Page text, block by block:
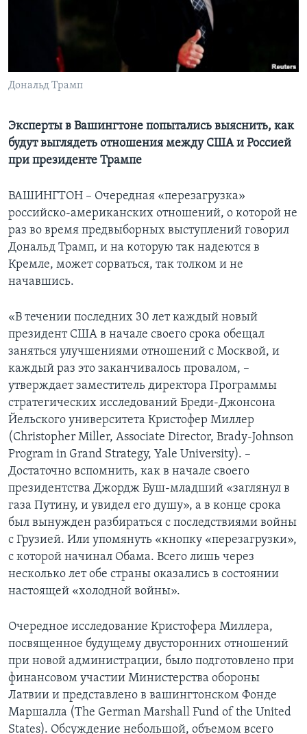
Learning English
СОЦИАЛЬНЫЕ СЕТИ
Языки
Дональд Трамп
Эксперты в Вашингтоне попытались выяснить, как
будут выглядеть отношения между США и Россией
при президенте Трампе
ВАШИНГТОН – Очередная «перезагрузка»
российско-американских отношений, о которой не
раз во время предвыборных выступлений говорил
Дональд Трамп, и на которую так надеются в
Кремле, может сорваться, так толком и не
начавшись.
«В течении последних 30 лет каждый новый
президент США в начале своего срока обещал
заняться улучшениями отношений с Москвой, и
каждый раз это заканчивалось провалом, –
утверждает заместитель директора Программы
стратегических исследований Бреди-Джонсона
Йельского университета Кристофер Миллер
(Christopher Miller, Associate Director, Brady-Johnson
Program in Grand Strategy, Yale University). –
Достаточно вспомнить, как в начале своего
президентства Джордж Буш-младший «заглянул в
газа Путину, и увидел его душу», а в конце срока
был вынужден разбираться с последствиями войны
с Грузией. Или упомянуть «кнопку «перезагрузки»,
с которой начинал Обама. Всего лишь через
несколько лет обе страны оказались в состоянии
настоящей «холодной войны».
Очередное исследование Кристофера Миллера,
посвященное будущему двусторонних отношений
при новой администрации, было подготовлено при
финансовом участии Министерства обороны
Латвии и представлено в вашингтонском Фонде
Маршалла (The German Marshall Fund of the United
States). Обсуждение небольшой, объемом всего